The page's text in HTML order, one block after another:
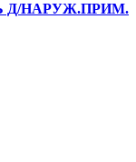
Д/НАРУЖ.ПРИМ.